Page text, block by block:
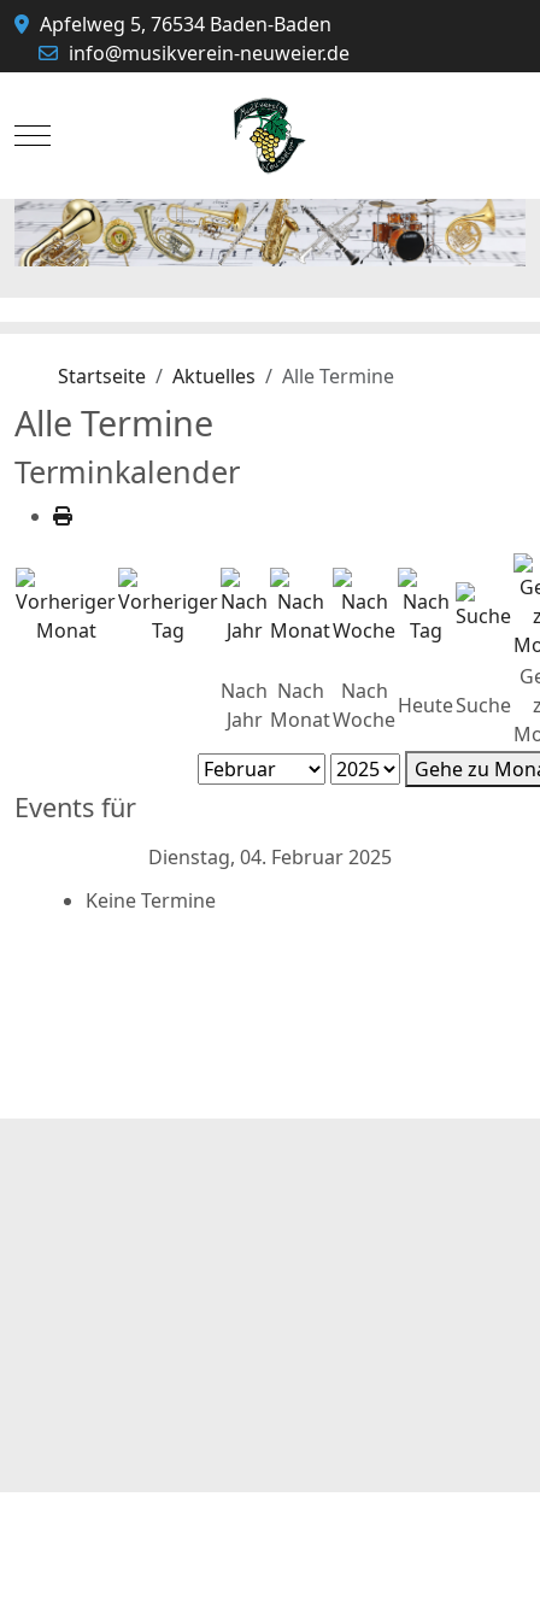
Apfelweg 5, 76534 Baden-Baden
info@musikverein-neuweier.de
Mobile Menu Toggle
Startseite Aktuelles Alle Termine
Alle Termine
Terminkalender
Nach
Jahr
Nach
Monat
Nach
Woche
HeuteSuche
Gehe zu
Events für
Dienstag, 04. Februar 2025
Keine Termine